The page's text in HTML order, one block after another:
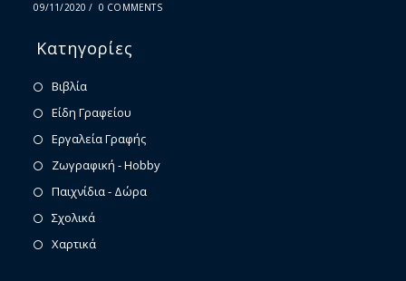
09/11/2020 / 0 COMMENTS
Κατηγορίες
Βιβλία
Είδη Γραφείου
Εργαλεία Γραφής
Ζωγραφική - Hobby
Παιχνίδια - Δώρα
Σχολικά
Χαρτικά